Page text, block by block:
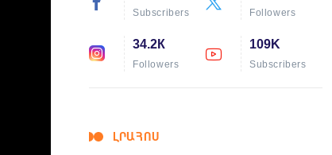
Subscribers Followers
34.2К
Followers
109K
Subscribers
ԼՐԱՀՈՍ